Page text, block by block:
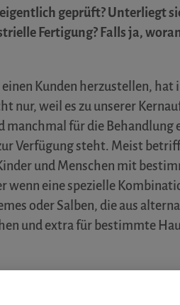
geprüft? Unterliegt
Fertigung? Falls ja,
Kunden herzustellen, hat
nur, weil es zu unserer
manchmal für die
Verfügung steht. Meist
und Menschen mit
wenn eine spezielle
oder Salben, die aus
und extra für bestimmte
sichern die Qualität